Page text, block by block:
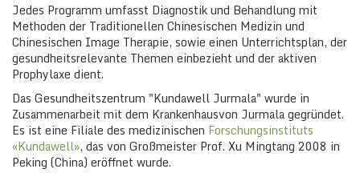
Jedes Programm umfasst Diagnostik und Behandlung mit
Methoden der Traditionellen Chinesischen Medizin und
Chinesischen Image Therapie, sowie einen Unterrichtsplan, der
gesundheitsrelevante Themen einbezieht und der aktiven
Prophylaxe dient.
Das Gesundheitszentrum "Kundawell Jurmala" wurde in
Zusammenarbeit mit dem Krankenhausvon Jurmala gegründet.
Es ist eine Filiale des medizinischen Forschungsinstituts
«Kundawell», das von Großmeister Prof. Xu Mingtang 2008 in
Peking (China) eröffnet wurde.